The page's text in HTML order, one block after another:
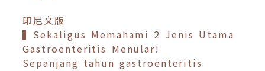
印尼文版
▍Sekaligus Memahami 2 Jenis Utama
Gastroenteritis Menular!
Sepanjang tahun gastroenteritis